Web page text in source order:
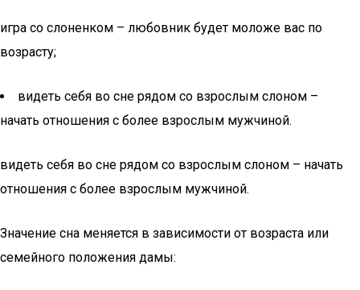
игра со слоненком – любовник будет моложе вас по
возрасту;
видеть себя во сне рядом со взрослым слоном –
начать отношения с более взрослым мужчиной.
видеть себя во сне рядом со взрослым слоном – начать
отношения с более взрослым мужчиной.
Значение сна меняется в зависимости от возраста или
семейного положения дамы: